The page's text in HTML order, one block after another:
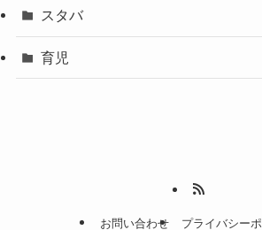
スタバ
育児
お問い合わせ プライバシー